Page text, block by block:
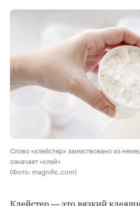
Слово «клейстер» заимствовано из
означает «клей»
(Фото: magnific.com)